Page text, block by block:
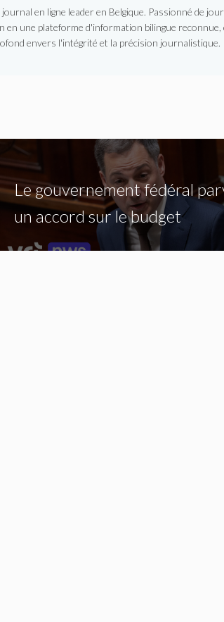
en ligne leader en Belgique. Passionné de
une plateforme d'information bilingue reconnue,
envers l'intégrité et la précision journalistique.
Le gouvernement fédéral
un accord sur le budget